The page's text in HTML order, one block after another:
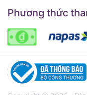
Phương thức